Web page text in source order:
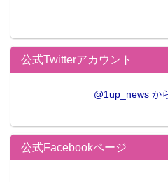
れるヒトとヒトならざる者
ようなストーリーに男性・
「アツかったアニメ」
公式Twitterアカウント
@1up_news か
公式Facebookページ